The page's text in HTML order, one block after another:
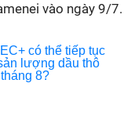
vào ngày 9/7.